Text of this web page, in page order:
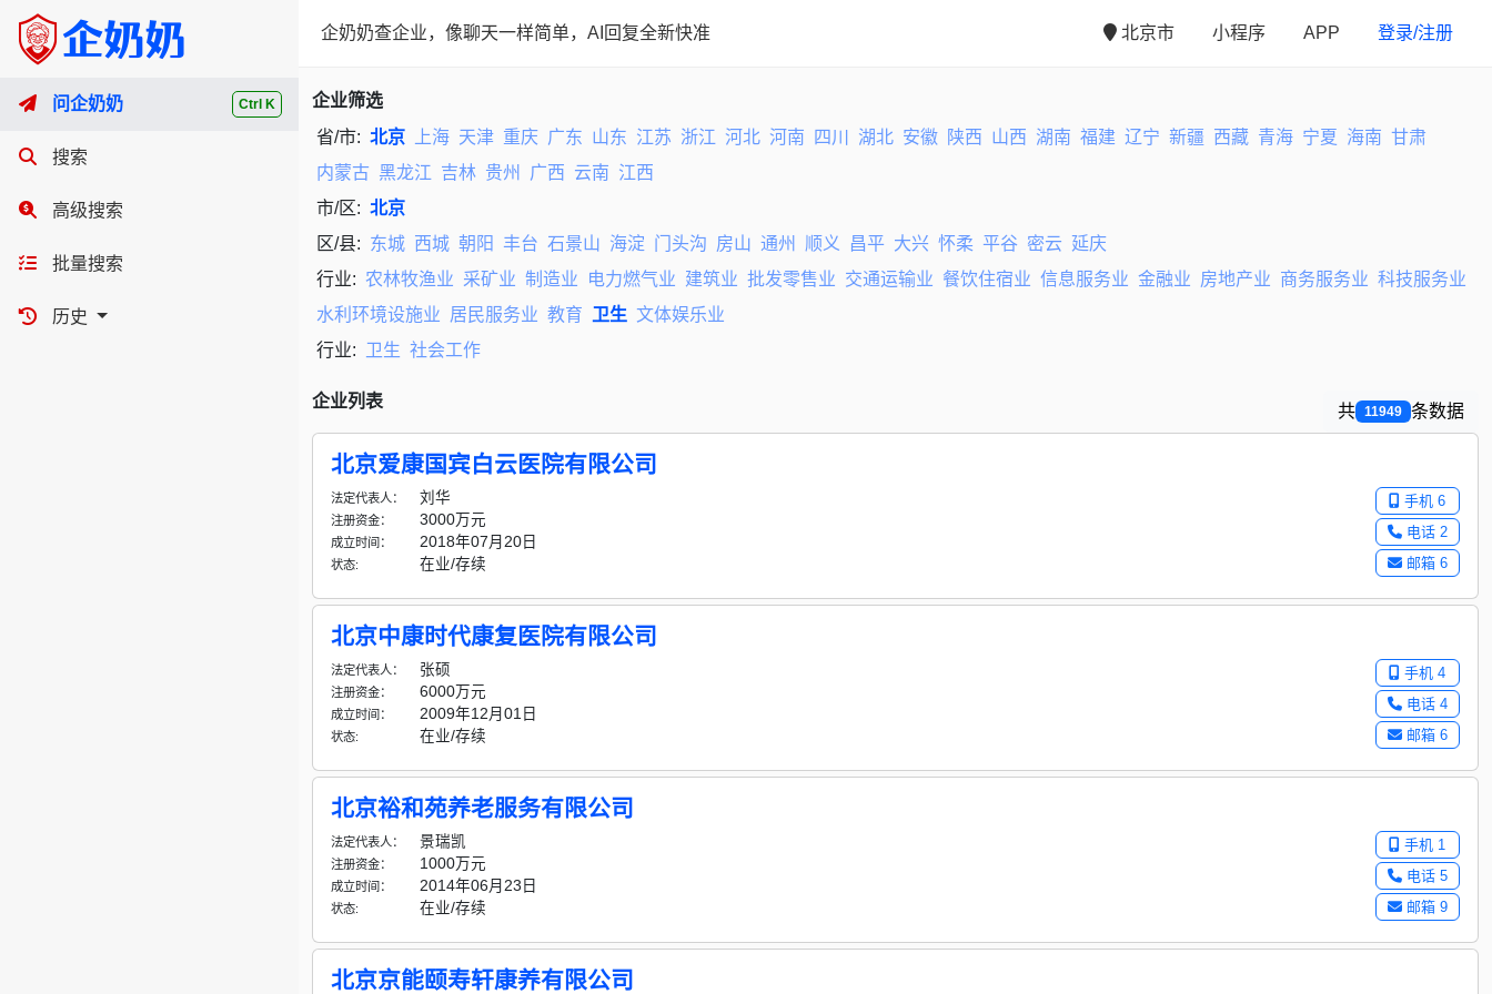
Ctrl K
问企奶奶
搜索
高级搜索
批量搜索
历史
企奶奶查企业，像聊天一样简单，AI回复全新快准 北京市 小程序 APP 登录/注册
企业筛选
省/市: 北京 上海 天津 重庆 广东 山东 江苏 浙江 河北 河南 四川 湖北 安徽 陕西 山西 湖南 福建 辽宁 新疆 西藏 青海 宁夏 海南 甘肃
内蒙古 黑龙江 吉林 贵州 广西 云南 江西
市/区: 北京
区/县: 东城 西城 朝阳 丰台 石景山 海淀 门头沟 房山 通州 顺义 昌平 大兴 怀柔 平谷 密云 延庆
行业: 农林牧渔业 采矿业 制造业 电力燃气业 建筑业 批发零售业 交通运输业 餐饮住宿业 信息服务业 金融业 房地产业 商务服务业 科技服务业
水利环境设施业 居民服务业 教育 卫生 文体娱乐业
行业: 卫生 社会工作
共 11949 条数据
企业列表
北京爱康国宾白云医院有限公司
手机 6
电话 2
邮箱 6
法定代表人： 刘华
注册资金： 3000万元
成立时间： 2018年07月20日
状态: 在业/存续
北京中康时代康复医院有限公司
手机 4
电话 4
邮箱 6
法定代表人： 张硕
注册资金： 6000万元
成立时间： 2009年12月01日
状态: 在业/存续
北京裕和苑养老服务有限公司
手机 1
电话 5
邮箱 9
法定代表人： 景瑞凯
注册资金： 1000万元
成立时间： 2014年06月23日
状态: 在业/存续
北京京能颐寿轩康养有限公司